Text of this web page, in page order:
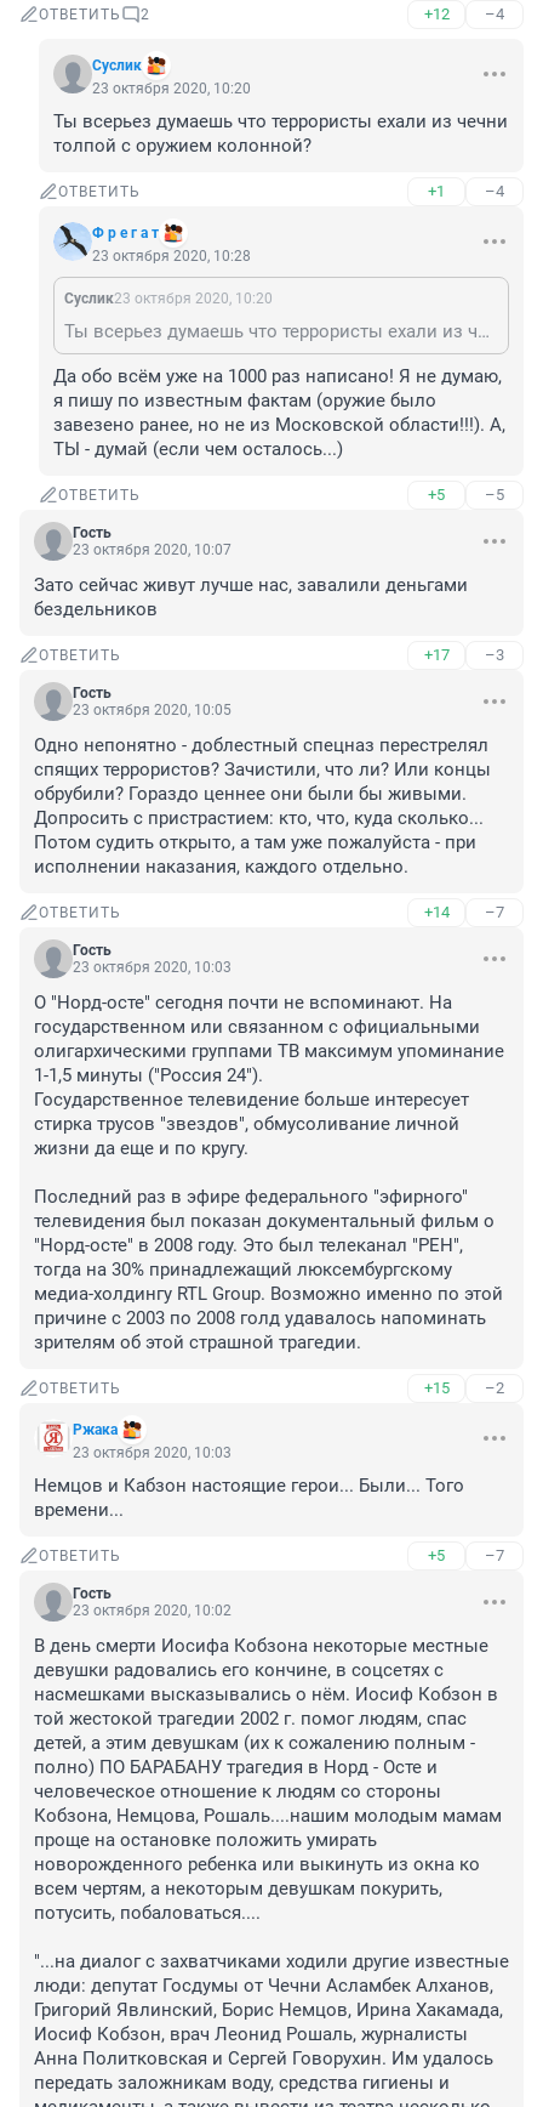
ОТВЕТИТЬ 2 +12 –4
Суслик
23 октября 2020, 10:20
Ты всерьез думаешь что террористы ехали из чечни
толпой с оружием колонной?
ОТВЕТИТЬ +1 –4
Ф р е г а т
23 октября 2020, 10:28
Суслик23 октября 2020, 10:20
Ты всерьез думаешь что террористы ехали из чечни толпой с оружием колонной?
Да обо всём уже на 1000 раз написано! Я не думаю,
я пишу по известным фактам (оружие было
завезено ранее, но не из Московской области!!!). А,
ТЫ - думай (если чем осталось...)
ОТВЕТИТЬ +5 –5
Гость
23 октября 2020, 10:07
Зато сейчас живут лучше нас, завалили деньгами
бездельников
ОТВЕТИТЬ +17 –3
Гость
23 октября 2020, 10:05
Одно непонятно - доблестный спецназ перестрелял
спящих террористов? Зачистили, что ли? Или концы
обрубили? Гораздо ценнее они были бы живыми.
Допросить с пристрастием: кто, что, куда сколько...
Потом судить открыто, а там уже пожалуйста - при
исполнении наказания, каждого отдельно.
ОТВЕТИТЬ +14 –7
Гость
23 октября 2020, 10:03
О "Норд-осте" сегодня почти не вспоминают. На
государственном или связанном с официальными
олигархическими группами ТВ максимум упоминание
1-1,5 минуты ("Россия 24").
Государственное телевидение больше интересует
стирка трусов "звездов", обмусоливание личной
жизни да еще и по кругу.
Последний раз в эфире федерального "эфирного"
телевидения был показан документальный фильм о
"Норд-осте" в 2008 году. Это был телеканал "РЕН",
тогда на 30% принадлежащий люксембургскому
медиа-холдингу RTL Group. Возможно именно по этой
причине с 2003 по 2008 голд удавалось напоминать
зрителям об этой страшной трагедии.
ОТВЕТИТЬ +15 –2
Ржака
23 октября 2020, 10:03
Немцов и Кабзон настоящие герои... Были... Того
времени...
ОТВЕТИТЬ +5 –7
Гость
23 октября 2020, 10:02
В день смерти Иосифа Кобзона некоторые местные
девушки радовались его кончине, в соцсетях с
насмешками высказывались о нём. Иосиф Кобзон в
той жестокой трагедии 2002 г. помог людям, спас
детей, а этим девушкам (их к сожалению полным -
полно) ПО БАРАБАНУ трагедия в Норд - Осте и
человеческое отношение к людям со стороны
Кобзона, Немцова, Рошаль....нашим молодым мамам
проще на остановке положить умирать
новорожденного ребенка или выкинуть из окна ко
всем чертям, а некоторым девушкам покурить,
потусить, побаловаться....
"...на диалог с захватчиками ходили другие известные
люди: депутат Госдумы от Чечни Асламбек Алханов,
Григорий Явлинский, Борис Немцов, Ирина Хакамада,
Иосиф Кобзон, врач Леонид Рошаль, журналисты
Анна Политковская и Сергей Говорухин. Им удалось
передать заложникам воду, средства гигиены и